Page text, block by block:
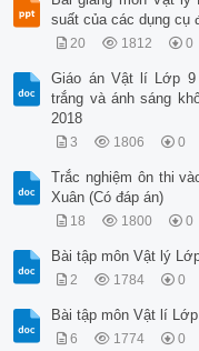
suất của các dụng cụ
20 1812 0
Giáo án Vật lí Lớp 9
trắng và ánh sáng
2018
3 1806 0
Trắc nghiệm ôn thi
Xuân (Có đáp án)
18 1800 0
Bài tập môn Vật lý
2 1784 0
Bài tập môn Vật lí
6 1774 0